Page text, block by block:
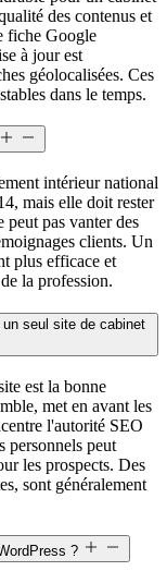
des contenus et
fiche Google
à jour est
géolocalisées. Ces
dans le temps.
intérieur national
mais elle doit rester
pas vanter des
clients. Un
plus efficace et
la profession.
seul site de cabinet
est la bonne
met en avant les
l'autorité SEO
personnels peut
les prospects. Des
sont généralement
?